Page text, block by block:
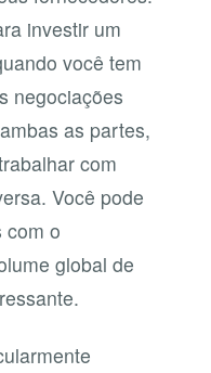
investir um
você tem
negociações
as partes,
com
Você pode
com o
global de